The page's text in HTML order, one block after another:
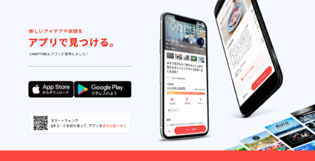
ご相
談） を
開発者
または
プレイ
リー
ダーで
行わせ
て頂き
ます。
ワーク
ショッ
プ開催
後にス
後にお
手紙を
郵送さ
せて頂
き、 支
援者の
証明と
して、
Funder
ステッ
カー
（白・
青・ス
ペシャ